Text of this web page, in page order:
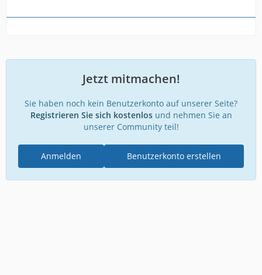
Jetzt mitmachen!
Sie haben noch kein Benutzerkonto auf unserer Seite?
Registrieren Sie sich kostenlosund nehmen Sie an
unserer Community teil!
Benutzerkonto erstellen
Anmelden